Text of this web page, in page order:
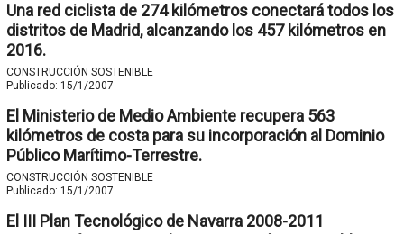
Una red ciclista de 274 kilómetros conectará todos los
distritos de Madrid, alcanzando los 457 kilómetros en
2016.
CONSTRUCCIÓN SOSTENIBLE
Publicado: 15/1/2007
El Ministerio de Medio Ambiente recupera 563
kilómetros de costa para su incorporación al Dominio
Público Marítimo-Terrestre.
CONSTRUCCIÓN SOSTENIBLE
Publicado: 15/1/2007
El III Plan Tecnológico de Navarra 2008-2011